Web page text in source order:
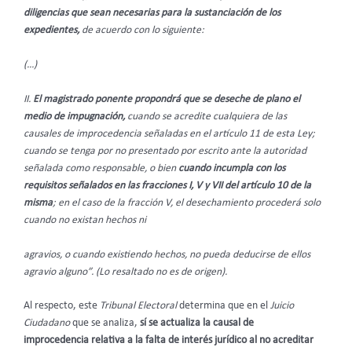
diligencias que sean necesarias para la sustanciación de los
expedientes, de acuerdo con lo siguiente:
(…)
II. El magistrado ponente propondrá que se deseche de plano el
medio de impugnación, cuando se acredite cualquiera de las
causales de improcedencia señaladas en el artículo 11 de esta Ley;
cuando se tenga por no presentado por escrito ante la autoridad
señalada como responsable, o bien cuando incumpla con los
requisitos señalados en las fracciones I, V y VII del artículo 10 de la
misma; en el caso de la fracción V, el desechamiento procederá solo
cuando no existan hechos ni
agravios, o cuando existiendo hechos, no pueda deducirse de ellos
agravio alguno”. (Lo resaltado no es de origen).
Al respecto, este Tribunal Electoraldetermina que en el Juicio
Ciudadanoque se analiza, sí se actualiza la causal de
improcedencia relativa a la falta de interés jurídico al no acreditar